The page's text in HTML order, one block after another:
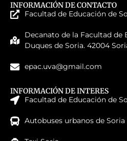
INFORMACIÓN DE CONTACTO
Facultad de Educación de
Decanato de la Facultad de
Duques de Soria. 42004
epac.uva@gmail.com
INFORMACIÓN DE INTERES
Facultad de Educación de
Autobuses urbanos de Soria